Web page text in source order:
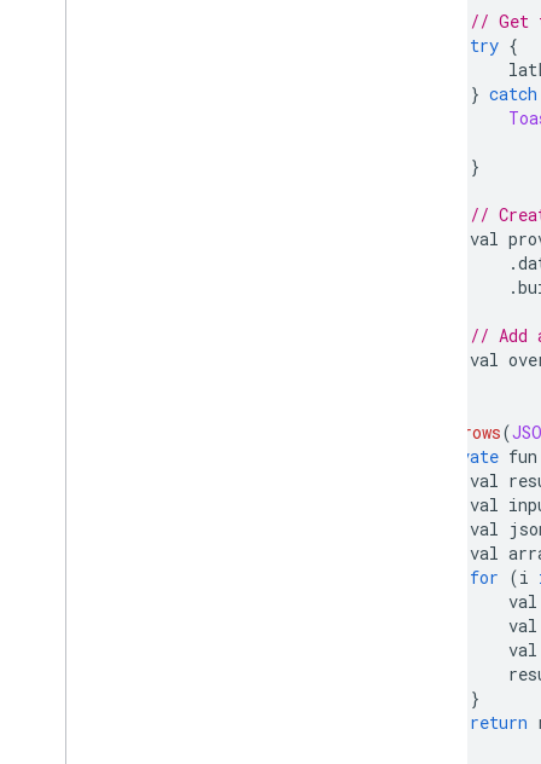
// Get
try {
} catch
}
//
val
.
.
// Add
val
@Throws(
private
val
val
val
val
for (i
val
val
val
}
return